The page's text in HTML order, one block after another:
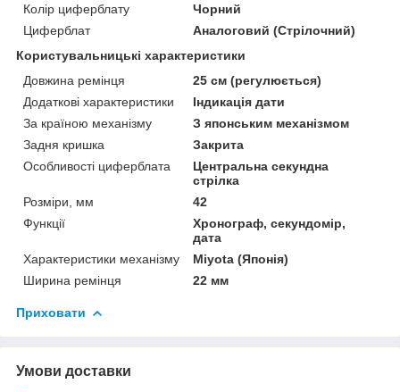
Колір циферблату
Чорний
Циферблат
Аналоговий (Стрілочний)
Користувальницькі характеристики
Довжина ремінця
25 см (регулюється)
Додаткові характеристики
Індикація дати
За країною механізму
З японським механізмом
Задня кришка
Закрита
Особливості циферблата
Центральна секундна
стрілка
Розміри, мм
42
Функції
Хронограф, секундомір,
дата
Характеристики механізму
Miyota (Японія)
Ширина ремінця
22 мм
Приховати
Умови доставки